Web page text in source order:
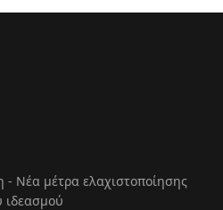
- Νέα μέτρα ελαχιστοποίησης
ιδεασμού